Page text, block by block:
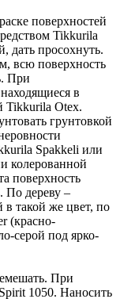
поверхностей
Tikkurila
дать просохнуть.
всю поверхность
При
в
Tikkurila Otex.
грунтовкой
Spakkeli или
колерованной
поверхность
По дереву –
в такой же цвет, по
(красно-
серой под ярко-
При
1050. Наносить